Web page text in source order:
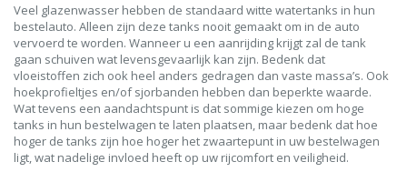
Veel glazenwasser hebben de standaard witte watertanks in hun
bestelauto. Alleen zijn deze tanks nooit gemaakt om in de auto
vervoerd te worden. Wanneer u een aanrijding krijgt zal de tank
gaan schuiven wat levensgevaarlijk kan zijn. Bedenk dat
vloeistoffen zich ook heel anders gedragen dan vaste massa’s. Ook
hoekprofieltjes en/of sjorbanden hebben dan beperkte waarde.
Wat tevens een aandachtspunt is dat sommige kiezen om hoge
tanks in hun bestelwagen te laten plaatsen, maar bedenk dat hoe
hoger de tanks zijn hoe hoger het zwaartepunt in uw bestelwagen
ligt, wat nadelige invloed heeft op uw rijcomfort en veiligheid.